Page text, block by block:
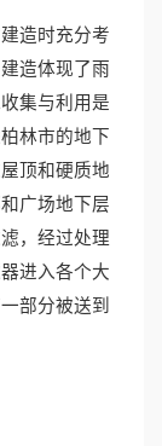
造时充分考
造体现了雨
集与利用是
林市的地下
顶和硬质地
广场地下层
，经过处理
进入各个大
部分被送到